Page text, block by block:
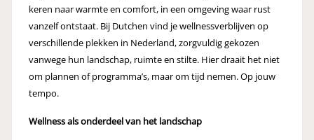
keren naar warmte en comfort, in een omgeving waar rust
vanzelf ontstaat. Bij Dutchen vind je wellnessverblijven op
verschillende plekken in Nederland, zorgvuldig gekozen
vanwege hun landschap, ruimte en stilte. Hier draait het niet
om plannen of programma’s, maar om tijd nemen. Op jouw
tempo.
Wellness als onderdeel van het landschap